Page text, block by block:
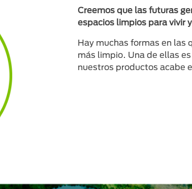
Creemos que las futuras
espacios limpios para vivir
Hay muchas formas en las
más limpio. Una de ellas
nuestros productos acabe